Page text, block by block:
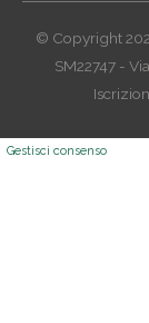
© Copyright
SM22747 -
Gestisci consenso